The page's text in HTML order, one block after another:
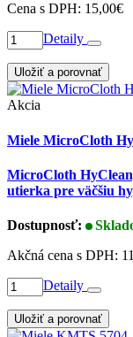
Cena s DPH: 15,00€
Detaily
Uložiť a porovnať
Akcia
Miele MicroCloth
MicroCloth
utierka pre väčšiu
Dostupnosť:
Akčná cena s DPH:
Detaily
Uložiť a porovnať